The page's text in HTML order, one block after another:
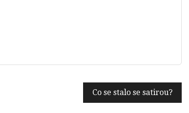
Co se stalo se satirou?